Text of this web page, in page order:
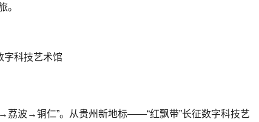
。
字科技艺术馆
荔波→铜仁”。从贵州新地标——“红飘带”长征数字科技艺